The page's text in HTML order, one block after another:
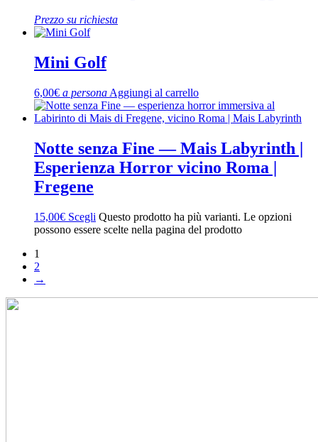
Prezzo su richiesta
Mini Golf
6,00€ a persona Aggiungi al carrello
Notte senza Fine — Mais Labyrinth |
Esperienza Horror vicino Roma |
Fregene
15,00€ Scegli Questo prodotto ha più varianti. Le opzioni
possono essere scelte nella pagina del prodotto
1
2
→